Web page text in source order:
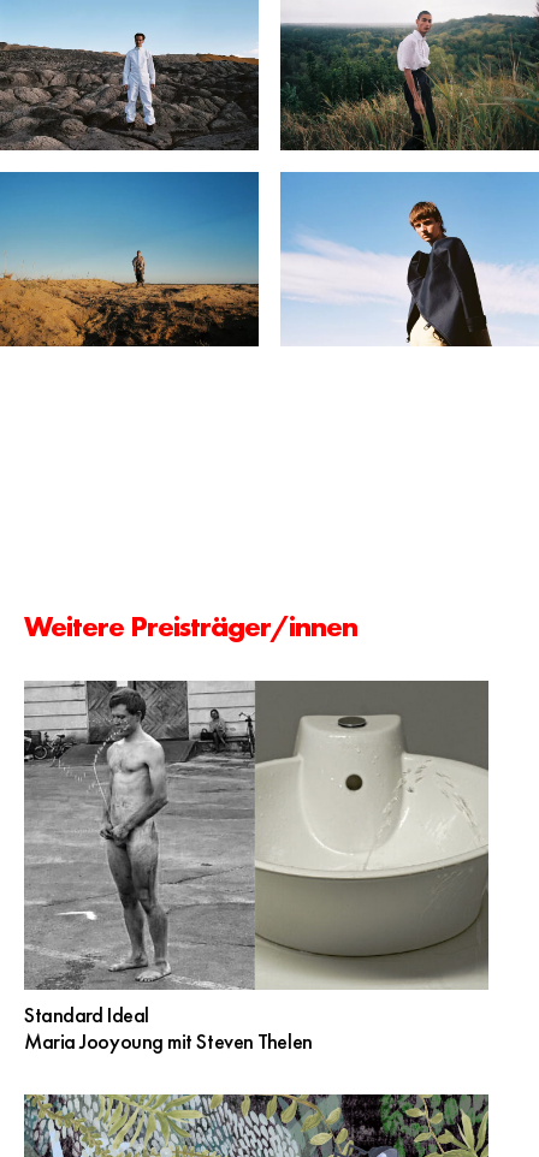
Weitere Preisträger/innen
Standard Ideal
Maria Jooyoung mit Steven Thelen